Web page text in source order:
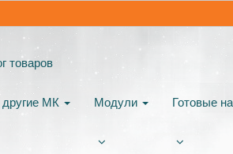
товаров
МК Модули Готовые